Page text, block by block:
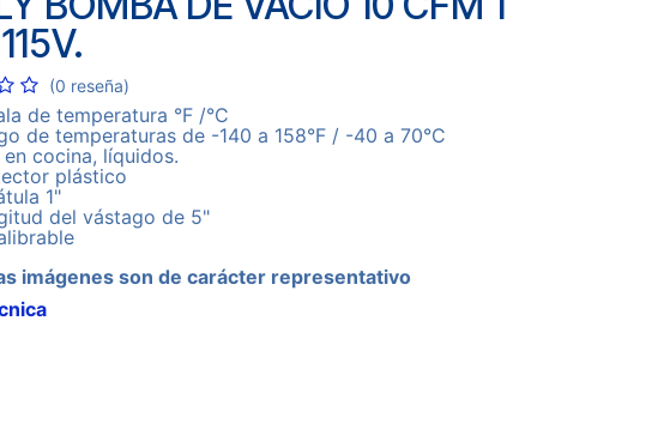
(0 reseña)
de temperatura °F /°C
de temperaturas de -140 a 158°F / -40 a 70°C
en cocina, líquidos.
plástico
1"
del vástago de 5"
imágenes son de carácter representativo